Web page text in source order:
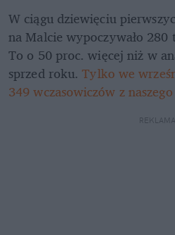
W ciągu dziewięciu
na Malcie wypoczywało
To o 50 proc. więcej niż w
sprzed roku. Tylko we
349 wczasowiczów z
REKLAMA